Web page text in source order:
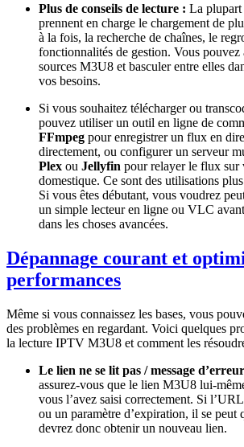
Plus de conseils de lecture : La plupart
prennent en charge le chargement de
à la fois, la recherche de chaînes, le
fonctionnalités de gestion. Vous pouvez
sources M3U8 et basculer entre elles
vos besoins.
Si vous souhaitez télécharger ou
pouvez utiliser un outil en ligne de
FFmpeg pour enregistrer un flux en
directement, ou configurer un serveur
Plex ou Jellyfin pour relayer le flux sur
domestique. Ce sont des utilisations
Si vous êtes débutant, vous voudrez
un simple lecteur en ligne ou VLC
dans les choses avancées.
Dépannage courant et
performances
Même si vous connaissez les bases, vous
des problèmes en regardant. Voici quelques
la lecture IPTV M3U8 et comment les
Le lien ne se lit pas / message
assurez-vous que le lien M3U8 lui-
vous l’avez saisi correctement. Si
ou un paramètre d’expiration, il se peut
devrez donc obtenir un nouveau lien.